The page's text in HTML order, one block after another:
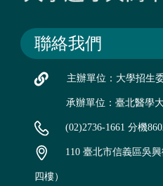
聯絡我們
主辦單位：大學招生
承辦單位：臺北醫學
(02)2736-1661 分機
110 臺北市信義區吳
四樓）